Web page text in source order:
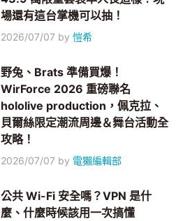
場還有這台掌機可以抽！
2026/07/07 by愷希
野兔、Brats 準備買爆！
WirForce 2026 重磅聯名
hololive production，佩克拉、
貝爾絲限定潮流周邊＆舞台活動全
攻略！
2026/07/07 by 電獺編輯部
公共 Wi-Fi 安全嗎？VPN 是什
麼、什麼時候該用一次搞懂